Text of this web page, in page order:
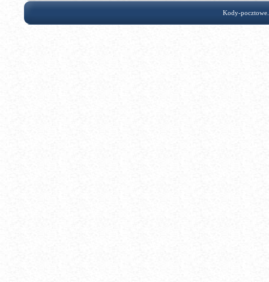
Kody-